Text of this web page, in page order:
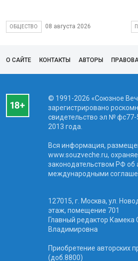
ОБЩЕСТВО 08 августа 2026
О САЙТЕ КОНТАКТЫ АВТОРЫ
© 1991-2026 «Союзное
зарегистрировано
свидетельство эл № фc77-
2013 года.
Вся информация,
www.souzveche.ru,
законодательством РФ об
международными
127015, г. Москва, ул.
этаж, помещение 701
Главный редактор Камека
Владимировна
Приобретение авторских
(доб.8800)